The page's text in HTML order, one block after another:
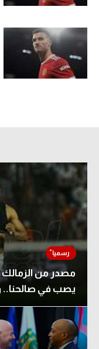
مصدر من الزمالك
يصب في صالحنا..